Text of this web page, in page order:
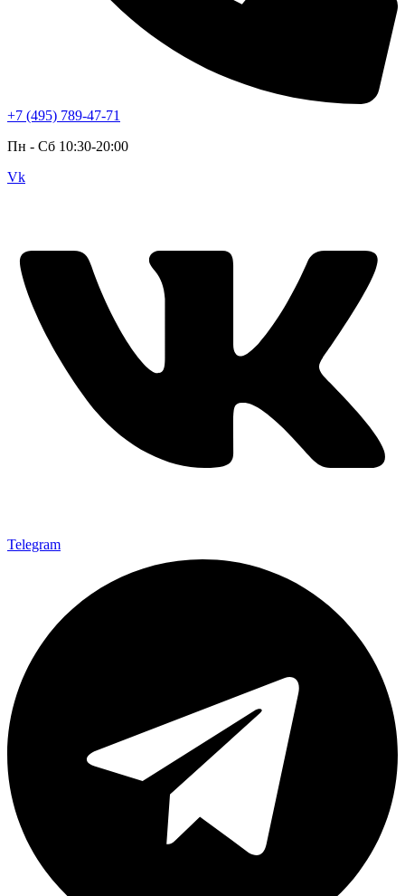
+7 (495) 789-47-71
Пн - Cб 10:30-20:00
Vk
Telegram